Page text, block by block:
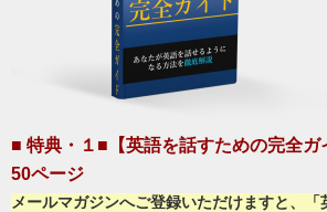
■ 特典・１■【英語を話すための完全ガ
50ページ
メールマガジンへご登録いただけますと、